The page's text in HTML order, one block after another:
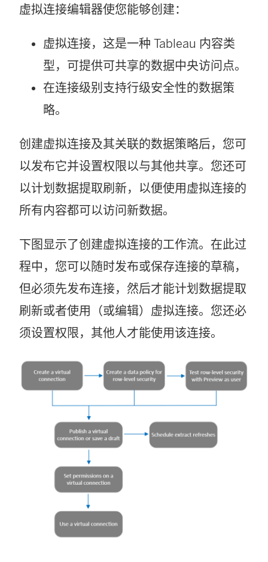
虚拟连接编辑器使您能够创建：
虚拟连接，这是一种 Tableau 内容类
型，可提供可共享的数据中央访问点。
在连接级别支持行级安全性的数据策
略。
创建虚拟连接及其关联的数据策略后，您可
以发布它并设置权限以与其他共享。您还可
以计划数据提取刷新，以便使用虚拟连接的
所有内容都可以访问新数据。
下图显示了创建虚拟连接的工作流。在此过
程中，您可以随时发布或保存连接的草稿，
但必须先发布连接，然后才能计划数据提取
刷新或者使用（或编辑）虚拟连接。您还必
须设置权限，其他人才能使用该连接。